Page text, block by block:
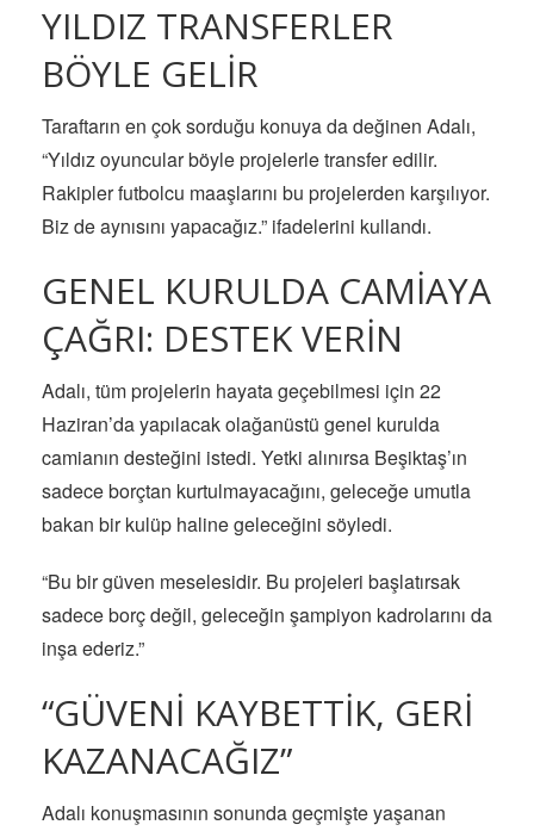
YILDIZ TRANSFERLER
BÖYLE GELİR
Taraftarın en çok sorduğu konuya da değinen Adalı,
“Yıldız oyuncular böyle projelerle transfer edilir.
Rakipler futbolcu maaşlarını bu projelerden karşılıyor.
Biz de aynısını yapacağız.” ifadelerini kullandı.
GENEL KURULDA CAMİAYA
ÇAĞRI: DESTEK VERİN
Adalı, tüm projelerin hayata geçebilmesi için 22
Haziran’da yapılacak olağanüstü genel kurulda
camianın desteğini istedi. Yetki alınırsa Beşiktaş’ın
sadece borçtan kurtulmayacağını, geleceğe umutla
bakan bir kulüp haline geleceğini söyledi.
“Bu bir güven meselesidir. Bu projeleri başlatırsak
sadece borç değil, geleceğin şampiyon kadrolarını da
inşa ederiz.”
“GÜVENİ KAYBETTİK, GERİ
KAZANACAĞIZ”
Adalı konuşmasının sonunda geçmişte yaşanan